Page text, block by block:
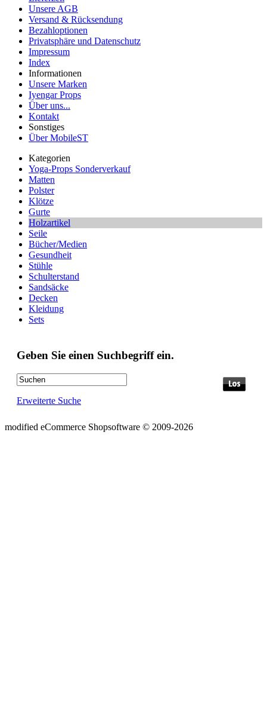
Unsere AGB
Versand & Rücksendung
Bezahloptionen
Privatsphäre und Datenschutz
Impressum
Index
Informationen
Unsere Marken
Iyengar Props
Über uns...
Kontakt
Sonstiges
Über MobileST
Kategorien
Yoga-Props Sonderverkauf
Matten
Polster
Klötze
Gurte
Holzartikel
Seile
Bücher/Medien
Gesundheit
Stühle
Schulterstand
Sandsäcke
Decken
Kleidung
Sets
Geben Sie einen Suchbegriff ein.
Erweiterte Suche
modified eCommerce Shopsoftware © 2009-2026